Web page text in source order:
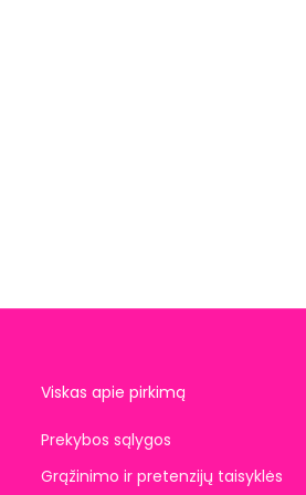
Viskas apie pirkimą
Prekybos sąlygos
Grąžinimo ir pretenzijų taisyklės